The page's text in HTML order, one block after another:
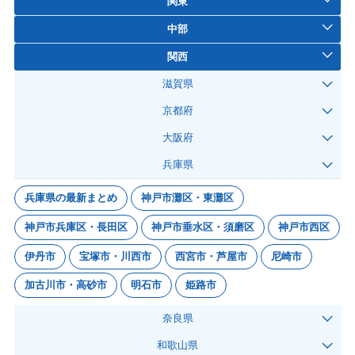
中部
関西
滋賀県
京都府
大阪府
兵庫県
兵庫県の最新まとめ 神戸市灘区・東灘区
神戸市兵庫区・長田区 神戸市垂水区・須磨区 神戸市西区
伊丹市 宝塚市・川西市 西宮市・芦屋市 尼崎市
加古川市・高砂市 明石市 姫路市
奈良県
和歌山県